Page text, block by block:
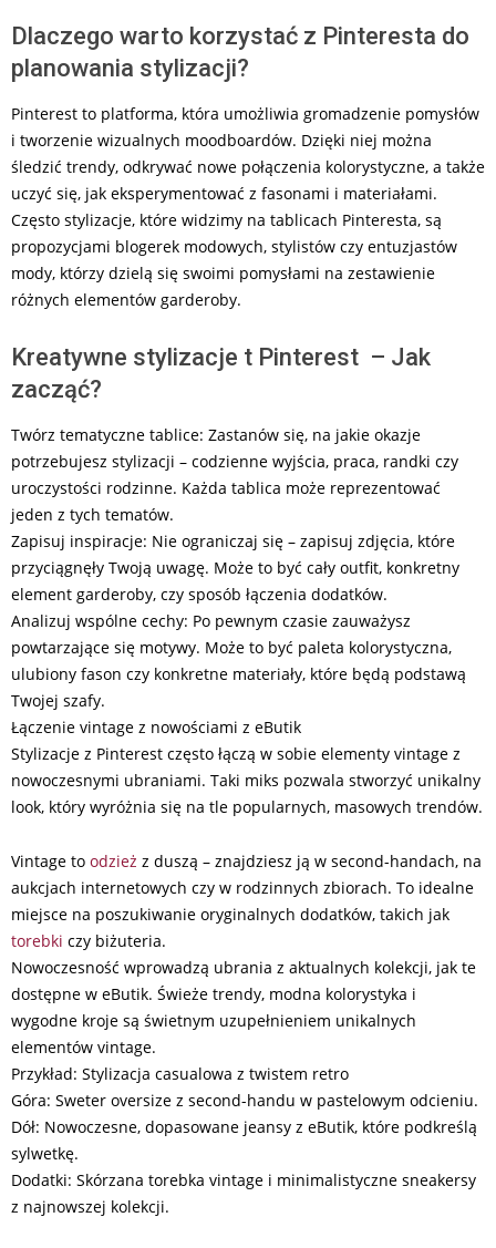
Dlaczego warto korzystać z Pinteresta do
planowania stylizacji?
Pinterest to platforma, która umożliwia gromadzenie pomysłów
i tworzenie wizualnych moodboardów. Dzięki niej można
śledzić trendy, odkrywać nowe połączenia kolorystyczne, a także
uczyć się, jak eksperymentować z fasonami i materiałami.
Często stylizacje, które widzimy na tablicach Pinteresta, są
propozycjami blogerek modowych, stylistów czy entuzjastów
mody, którzy dzielą się swoimi pomysłami na zestawienie
różnych elementów garderoby.
Kreatywne stylizacje t Pinterest – Jak
zacząć?
Twórz tematyczne tablice: Zastanów się, na jakie okazje
potrzebujesz stylizacji – codzienne wyjścia, praca, randki czy
uroczystości rodzinne. Każda tablica może reprezentować
jeden z tych tematów.
Zapisuj inspiracje: Nie ograniczaj się – zapisuj zdjęcia, które
przyciągnęły Twoją uwagę. Może to być cały outfit, konkretny
element garderoby, czy sposób łączenia dodatków.
Analizuj wspólne cechy: Po pewnym czasie zauważysz
powtarzające się motywy. Może to być paleta kolorystyczna,
ulubiony fason czy konkretne materiały, które będą podstawą
Twojej szafy.
Łączenie vintage z nowościami z eButik
Stylizacje z Pinterest często łączą w sobie elementy vintage z
nowoczesnymi ubraniami. Taki miks pozwala stworzyć unikalny
look, który wyróżnia się na tle popularnych, masowych trendów.
Vintage to odzież z duszą – znajdziesz ją w second-handach, na
aukcjach internetowych czy w rodzinnych zbiorach. To idealne
miejsce na poszukiwanie oryginalnych dodatków, takich jak
torebki czy biżuteria.
Nowoczesność wprowadzą ubrania z aktualnych kolekcji, jak te
dostępne w eButik. Świeże trendy, modna kolorystyka i
wygodne kroje są świetnym uzupełnieniem unikalnych
elementów vintage.
Przykład: Stylizacja casualowa z twistem retro
Góra: Sweter oversize z second-handu w pastelowym odcieniu.
Dół: Nowoczesne, dopasowane jeansy z eButik, które podkreślą
sylwetkę.
Dodatki: Skórzana torebka vintage i minimalistyczne sneakersy
z najnowszej kolekcji.